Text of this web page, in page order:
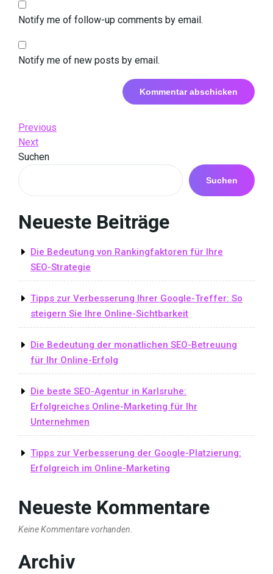
Notify me of follow-up comments by email.
Notify me of new posts by email.
Beitrags-
Navigation
Previous
Post
Previous
Next
Post
Next
Suchen
Suchen
Neueste Beiträge
Die Bedeutung von Rankingfaktoren für Ihre
SEO-Strategie
Tipps zur Verbesserung Ihrer Google-Treffer: So
steigern Sie Ihre Online-Sichtbarkeit
Die Bedeutung der monatlichen SEO-Betreuung
für Ihr Online-Erfolg
Die beste SEO-Agentur in Karlsruhe:
Erfolgreiches Online-Marketing für Ihr
Unternehmen
Tipps zur Verbesserung der Google-Platzierung:
Erfolgreich im Online-Marketing
Neueste Kommentare
Keine Kommentare vorhanden.
Archiv